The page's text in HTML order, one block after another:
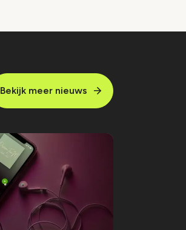
Bekijk meer nieuws